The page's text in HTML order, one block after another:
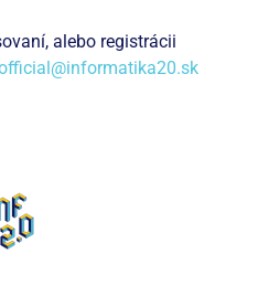
alebo registrácii